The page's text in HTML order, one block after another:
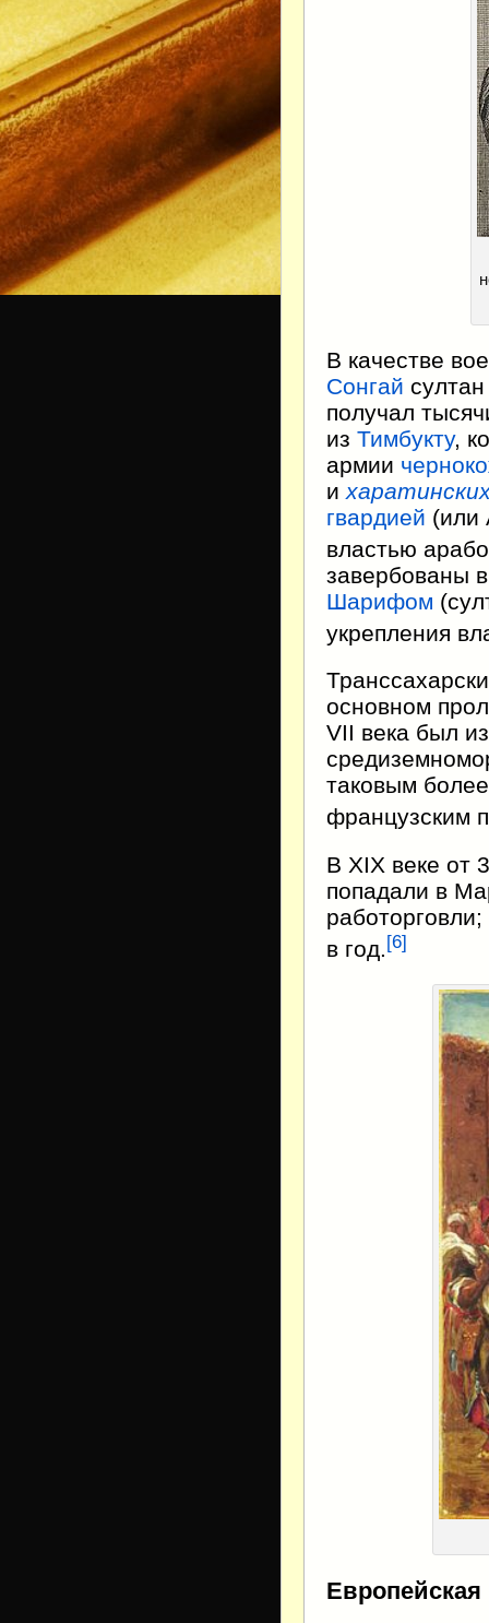
В качестве
Сонгай
получал
из Тимбукту,
армии
и
гвардией (или
властью
завербованы
Шарифом
укрепления
основном
VII века был
таковым
французским
В XIX веке от
попадали в
в год.[6]
Европейская